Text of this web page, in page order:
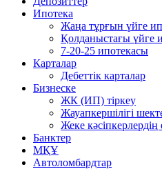
Ипотека
Жаңа тұрғын үйге
Қолданыстағы үйге
7-20-25 ипотекасы
Карталар
Дебеттік карталар
Бизнеске
ЖК (ИП) тіркеу
Жауапкершілігі
Жеке кәсіпкерлердің
Банктер
МҚҰ
Автоломбардтар